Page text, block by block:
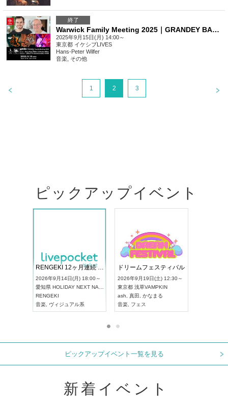
終了
Warwick Family Meeting 2025｜GRANDEY BASS TOKYO presents IKEBE 50th Event
2025年9月15日(月) 14:00～
東京都 イケシブLIVES
Hans-Peter Wilfer
音楽
その他
1 2 3
ピックアップイベント
2026年9月13日(日) 12:30～
愛知県 アートピアホール
UDO JAPAN
RENGEKI 12ヶ月連続 ONE MAN TOUR「生生流転」‐9月編‐
2026年9月14日(月) 18:00～
愛知県 HOLIDAY NEXT NAGOYA
RENGEKI
音楽
,ヴィジュアル系
ピックアップイベント一覧を見る
新着イベント